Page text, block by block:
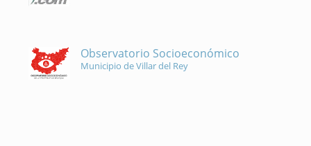
Observatorio Socioeconómico
Municipio de Villar del Rey